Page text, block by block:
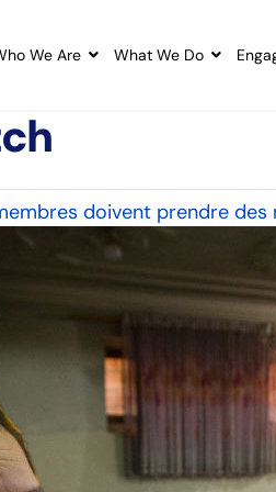
We Are What We Do
doivent prendre